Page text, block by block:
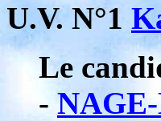
U.V. N°1
Le
-